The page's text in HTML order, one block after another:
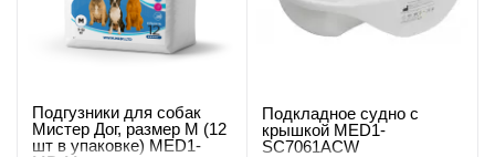
Подгузники для собак
Мистер Дог, размер М (12
шт в упаковке) MED1-
Подкладное судно с
крышкой MED1-
SC7061ACW